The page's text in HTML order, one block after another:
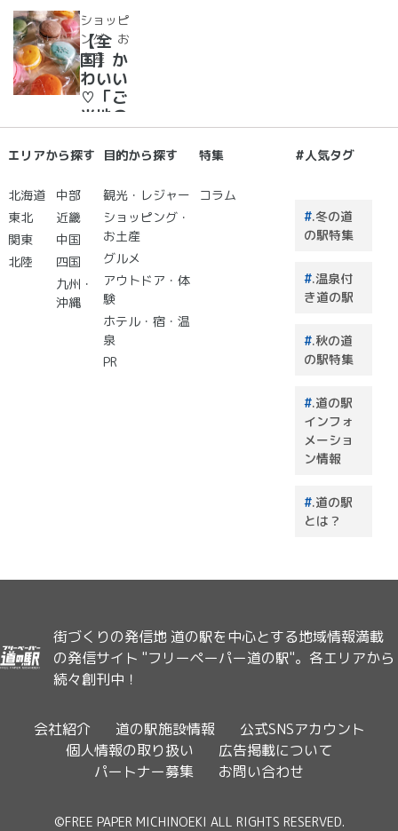
ェラー
ト大集
合！
道の駅
で夜空
に癒さ
れ/星
に願い
☆彡
ショッピ
ング・お
土産
【全
国】か
わいい
♡「ご
当地の
お土
産」が
道の駅
２０
選 道
の駅で
買うも
のはこ
れで決
まり！
エリアから探す
北海道
東北
関東
北陸
中部
近畿
中国
四国
九州・
沖縄
目的から探す
観光・レジャー
ショッピング・
お土産
グルメ
アウトドア・体
験
ホテル・宿・温
泉
PR
特集
コラム
#人気タグ
.冬の道
の駅特集
.温泉付
き道の駅
.秋の道
の駅特集
.道の駅
インフォ
メーショ
ン情報
.道の駅
とは？
街づくりの発信地 道の駅を中心とする地域情報満載
の発信サイト "フリーペーパー道の駅"。各エリアから
続々創刊中！
会社紹介 道の駅施設情報
公式SNSアカウント
個人情報の取り扱い
広告掲載について
パートナー募集
お問い合わせ
©FREE PAPER MICHINOEKI ALL RIGHTS RESERVED.